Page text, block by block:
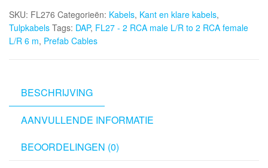
RCA
male
L/R
RCA
female
L/R
SKU: FL276 Categorieën: Kabels, Kant en klare kabels,
Tulpkabels Tags: DAP, FL27 - 2 RCA male L/R to 2 RCA female
L/R 6 m, Prefab Cables
BESCHRIJVING
AANVULLENDE INFORMATIE
BEOORDELINGEN (0)